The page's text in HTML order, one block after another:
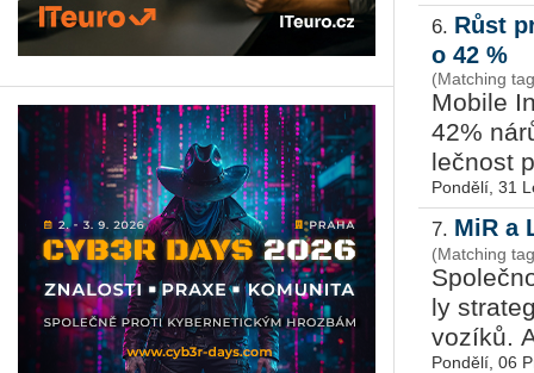
6. Růst
o 42 %
(Matching
Mo­bi­le
42%
leč­nost
Pondělí, 31
7. MiR a
(Matching
ly
vo­zí­ků.
Pondělí, 06